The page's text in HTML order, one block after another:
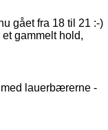
gået fra 18 til 21 :-)
gammelt hold,
lauerbærerne -